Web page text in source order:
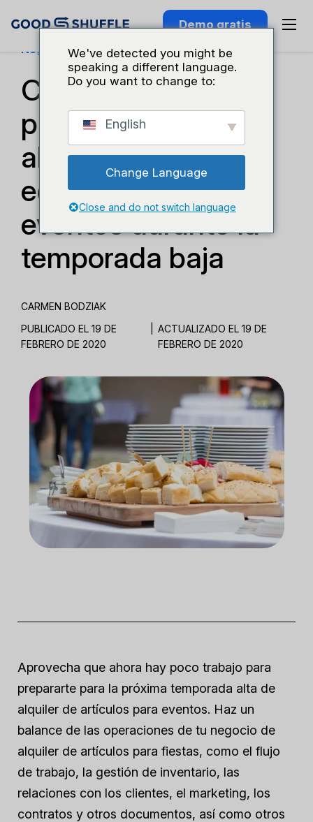
Demo gratis
Negocios Y Crecimiento
Cómo prepararse
para la temporada
alta de alquiler de
equipos para
eventos durante la
temporada baja
CARMEN BODZIAK
PUBLICADO EL 19 DE
FEBRERO DE 2020
ACTUALIZADO EL 19 DE
FEBRERO DE 2020
Aprovecha que ahora hay poco trabajo para
prepararte para la próxima temporada alta de
alquiler de artículos para eventos. Haz un
balance de las operaciones de tu negocio de
alquiler de artículos para fiestas, como el flujo
de trabajo, la gestión de inventario, las
relaciones con los clientes, el marketing, los
contratos y otros documentos, así como otros
We've detected you might be
speaking a different language.
Do you want to change to:
English
Change Language
Close and do not switch language